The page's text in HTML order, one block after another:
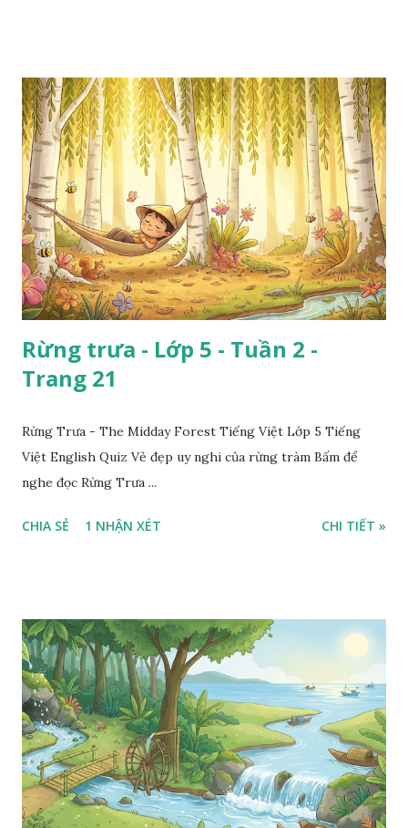
Rừng trưa - Lớp 5 - Tuần 2 -
Trang 21
Rừng Trưa - The Midday Forest Tiếng Việt Lớp 5 Tiếng
Việt English Quiz Vẻ đẹp uy nghi của rừng tràm Bấm để
nghe đọc Rừng Trưa ...
CHIA SẺ 1 NHẬN XÉT CHI TIẾT »